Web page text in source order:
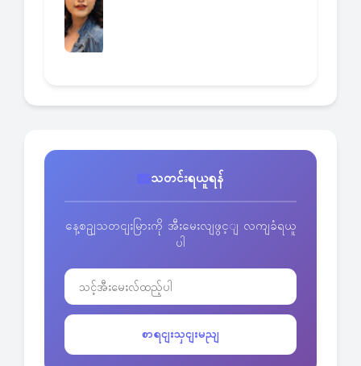
သတင်းရယူရန်
နေ့စဥျသတငျးမြားကို အီးမေးလျဖွင့ျ လကျခံရယူ
ပါ
စာရငျးသှငျးမညျ